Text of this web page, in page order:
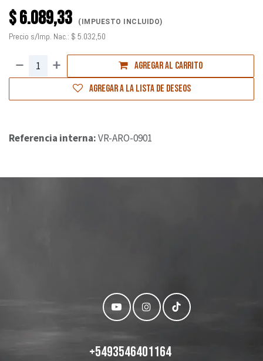
$6.089,33 (IMPUESTO INCLUIDO)
Precio s/Imp. Nac.: $ 5.032,50
Agregar al carrito
Agregar a la lista de deseos
Referencia interna:VR-ARO-0901
+5493546401164